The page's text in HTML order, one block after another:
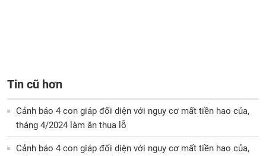
Tin cũ hơn
Cảnh báo 4 con giáp đối diện với nguy cơ mất tiền hao của,
tháng 4/2024 làm ăn thua lỗ
Cảnh báo 4 con giáp đối diện với nguy cơ mất tiền hao của,